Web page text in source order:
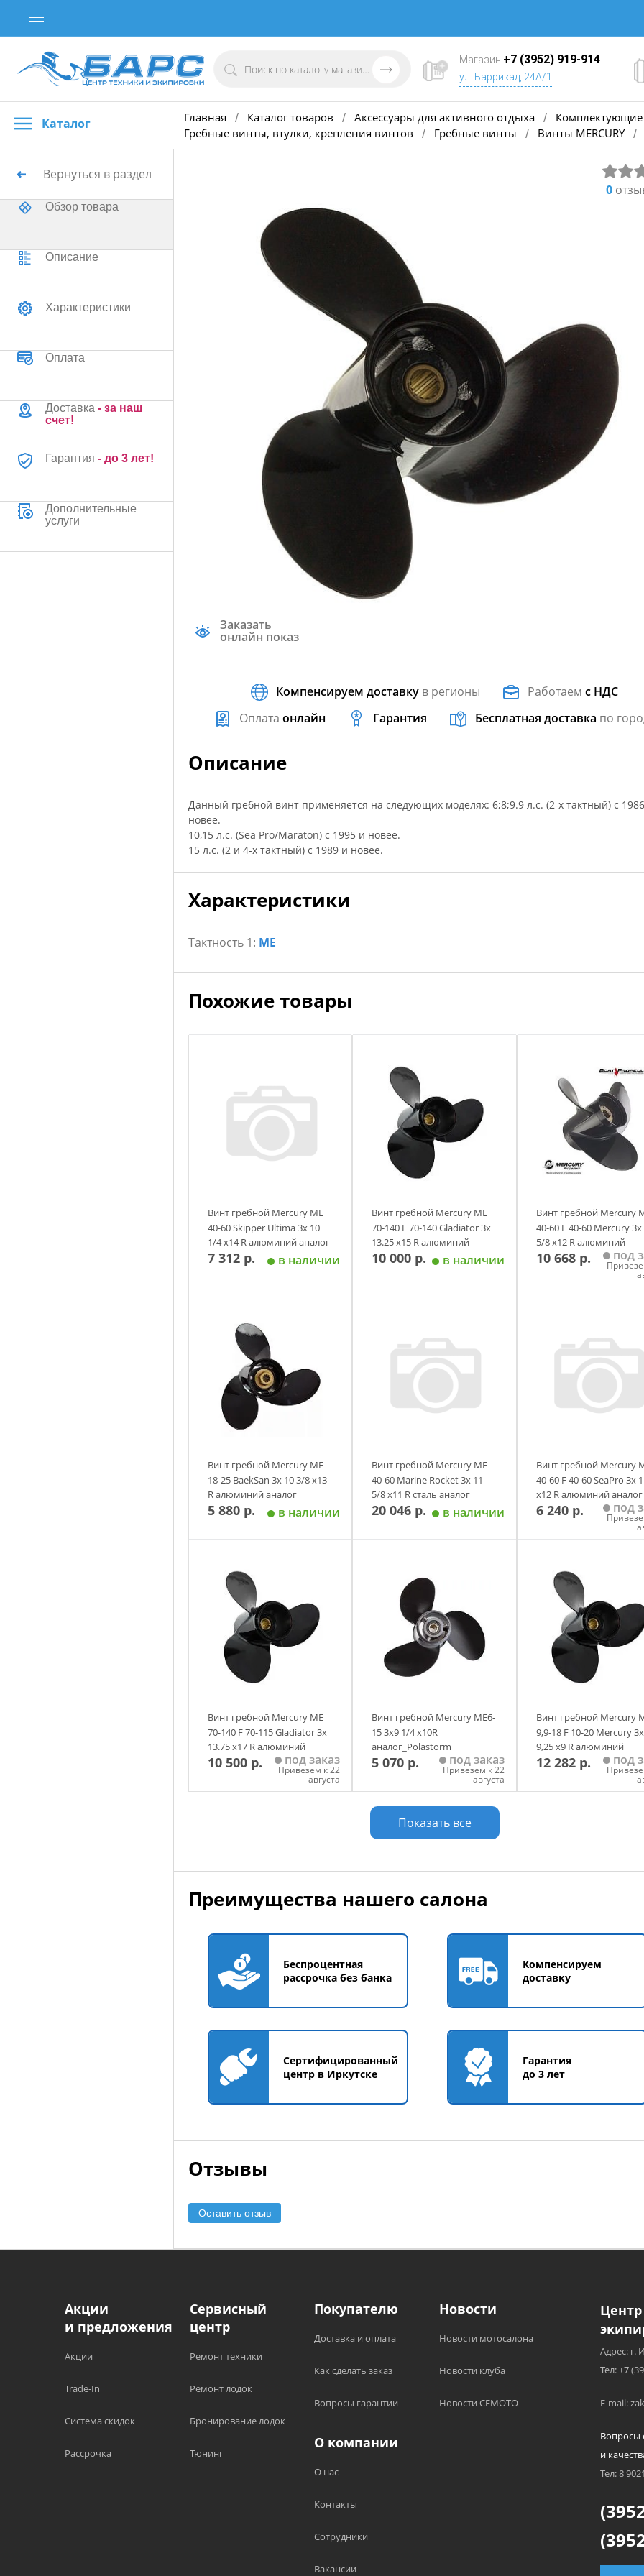
Магазин +7 (3952) 919-914
ул. Баррикад, 24А/1
Каталог Главная / Каталог товаров / Аксессуары для активного отдыха /
Гребные винты, втулки, крепления винтов
/ Гребные винты / Винты MERCURY /
Вернуться в раздел
Обзор товара
Описание
Характеристики
Оплата
Доставка - за наш
счет!
Гарантия - до 3 лет!
Дополнительные
услуги
0
Заказать
онлайн показ
Компенсируем доставку в регионы Работаемс НДС
Оплата онлайн Гарантия Бесплатная доставка по
Описание
Данный гребной винт применяется на следующих моделях: 6;8;9.9 л.с. (2-x тактный) с
новее.
10,15 л.с. (Sea Pro/Maraton) c 1995 и новее.
15 л.с. (2 и 4-x тактный) с 1989 и новее.
Характеристики
Тактность 1: ME
Похожие товары
Винт гребной Mercury ME
40-60 Skipper Ultima 3х 10
1/4 х14 R алюминий аналог
7 312 р. в наличии
Винт гребной Mercury ME
70-140 F 70-140 Gladiator 3х
13.25 х15 R алюминий
аналог
10 000 р. в наличии
Винт гребной Mercury
40-60 F 40-60 Mercury 3х
5/8 х12 R алюминий
оригинал
10 668 р. под
Винт гребной Mercury ME
18-25 BaekSan 3х 10 3/8 х13
R алюминий аналог
5 880 р. в наличии
Винт гребной Mercury ME
40-60 Marine Rocket 3х 11
5/8 х11 R сталь аналог
20 046 р. в наличии
Винт гребной Mercury
40-60 F 40-60 SeaPro 3х
х12 R алюминий аналог
6 240 р. под
Винт гребной Mercury ME
70-140 F 70-115 Gladiator 3х
13.75 х17 R алюминий
аналог
10 500 р. под заказ
Привезем к 22
августа
Винт гребной Mercury ME6-
15 3х9 1/4 х10R
аналог_Polastorm
5 070 р. под заказ
Привезем к 22
августа
Добавить в корзину
Винт гребной Mercury
9,9-18 F 10-20 Mercury 3х
9,25 х9 R алюминий
оригинал
12 282 р. под
Показать все
Преимущества нашего салона
Беспроцентная
рассрочка без банка
Компенсируем
доставку
Сертифицированный
центр в Иркутске
Гарантия
до 3 лет
Отзывы
Оставить отзыв
Акции
и предложения
Акции
Trade-In
Система скидок
Рассрочка
Сервисный
центр
Ремонт техники
Ремонт лодок
Бронирование лодок
Тюнинг
Покупателю
Доставка и оплата
Как сделать заказ
Вопросы гарантии
Новости
Новости мотосалона
Новости клуба
Новости CFMOTO
О компании
О нас
Контакты
Сотрудники
Вакансии
Адрес: г.
Тел: +7
E-mail:
Вопросы
и
Тел: 8